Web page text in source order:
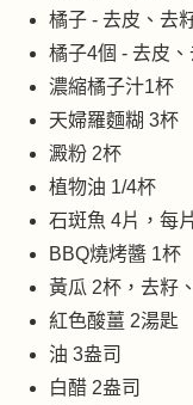
橘子 - 去皮、去
橘子4個 - 去皮
濃縮橘子汁1杯
天婦羅麵糊 3杯
澱粉 2杯
植物油 1/4杯
石斑魚 4片，每
BBQ燒烤醬 1杯
黃瓜 2杯，去籽
紅色酸薑 2湯匙
油 3盎司
白醋 2盎司